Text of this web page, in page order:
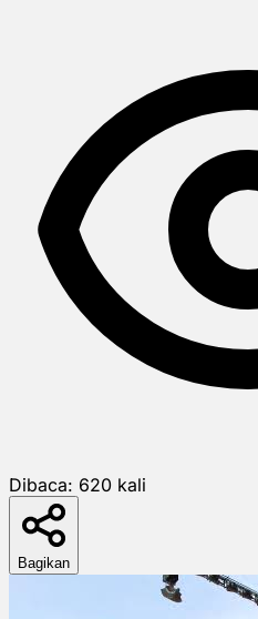
Dibaca: 620 kali
Bagikan